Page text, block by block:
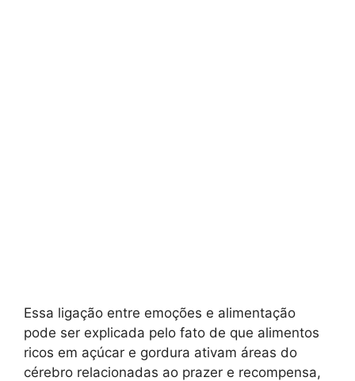
Essa ligação entre emoções e alimentação
pode ser explicada pelo fato de que alimentos
ricos em açúcar e gordura ativam áreas do
cérebro relacionadas ao prazer e recompensa,